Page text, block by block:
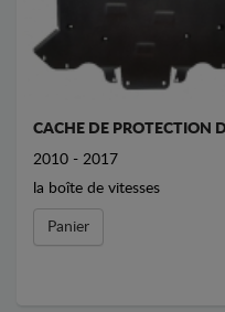
CACHE DE PROTECTION
2010 - 2017
la boîte de vitesses
Panier